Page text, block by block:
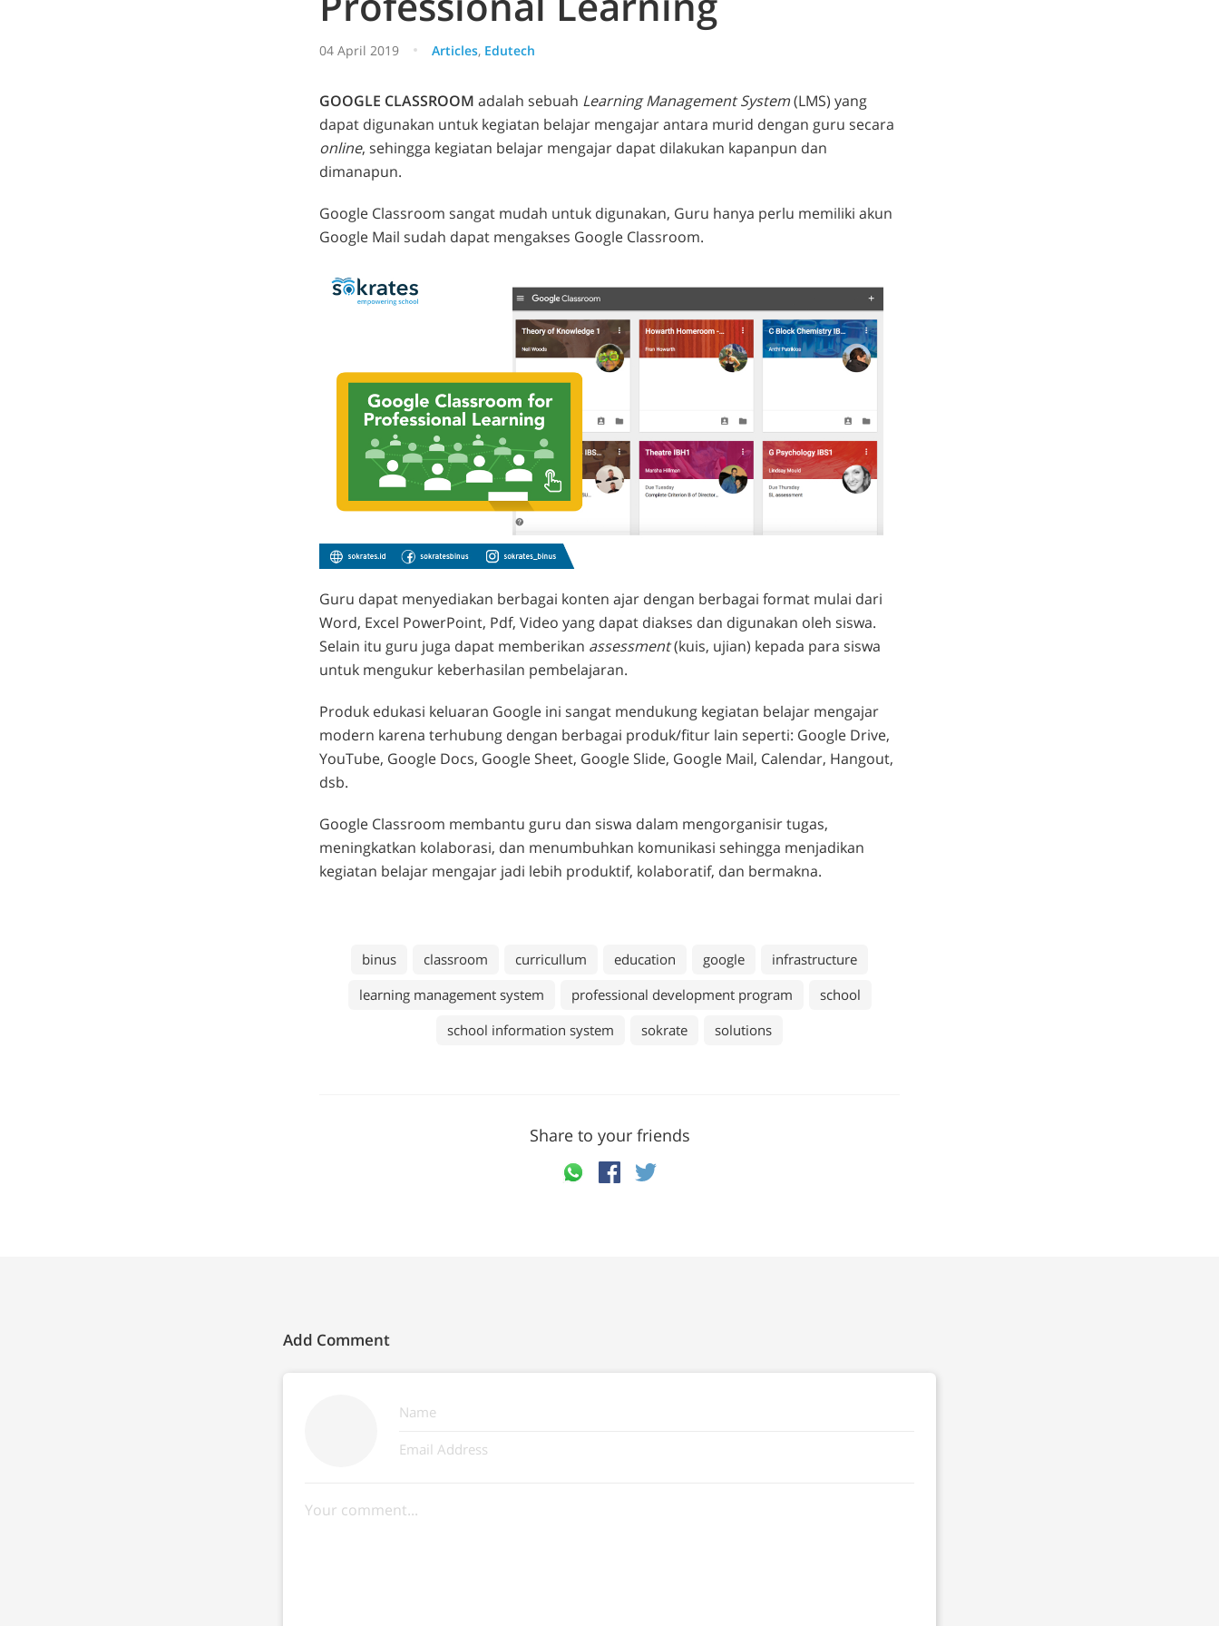
04 April 2019 Articles, Edutech
GOOGLE CLASSROOM adalah sebuah Learning Management System(LMS) yang
dapat digunakan untuk kegiatan belajar mengajar antara murid dengan guru secara
online, sehingga kegiatan belajar mengajar dapat dilakukan kapanpun dan
dimanapun.
Google Classroom sangat mudah untuk digunakan, Guru hanya perlu memiliki akun
Google Mail sudah dapat mengakses Google Classroom.
Guru dapat menyediakan berbagai konten ajar dengan berbagai format mulai dari
Word, Excel PowerPoint, Pdf, Video yang dapat diakses dan digunakan oleh siswa.
Selain itu guru juga dapat memberikan assessment(kuis, ujian) kepada para siswa
untuk mengukur keberhasilan pembelajaran.
Produk edukasi keluaran Google ini sangat mendukung kegiatan belajar mengajar
modern karena terhubung dengan berbagai produk/fitur lain seperti: Google Drive,
YouTube, Google Docs, Google Sheet, Google Slide, Google Mail, Calendar, Hangout,
dsb.
Google Classroom membantu guru dan siswa dalam mengorganisir tugas,
meningkatkan kolaborasi, dan menumbuhkan komunikasi sehingga menjadikan
kegiatan belajar mengajar jadi lebih produktif, kolaboratif, dan bermakna.
binus classroom curricullum education google
infrastructure
learning management system
professional development program
school
school information system
sokrate solutions
Share to your friends
Add Comment